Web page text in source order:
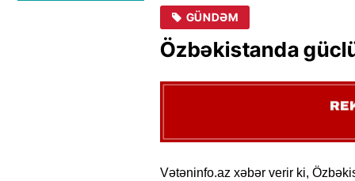
GÜNDƏM
Özbəkistanda
Vətəninfo.az xəbər verir ki,